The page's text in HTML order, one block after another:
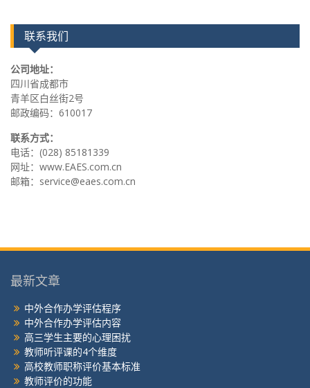
联系我们
公司地址：
四川省成都市
青羊区白丝街2号
邮政编码：610017
联系方式：
电话：(028) 85181339
网址：www.EAES.com.cn
邮箱：service@eaes.com.cn
最新文章
中外合作办学评估程序
中外合作办学评估内容
高三学生主要的心理困扰
教师听评课的4个维度
高校教师职称评价基本标准
教师评价的功能